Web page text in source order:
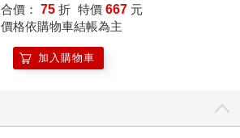
價： 75 折 特價 667 元
格依購物車結帳為主
加入購物車